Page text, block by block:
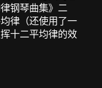
钢琴曲集》二
律（还使用了一
十二平均律的效